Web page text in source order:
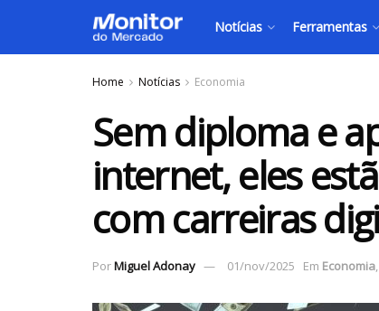
Notícias Ferramentas
Home Notícias Economia
Sem diploma e
internet, eles
com carreiras
PorMiguel Adonay 01/nov/2025 Em Economia,